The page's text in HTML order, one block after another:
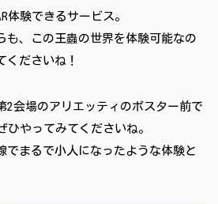
体験できるサービス。
も、この王蟲の世界を体験可能なの
くださいね！
2会場のアリエッティのポスター前で
ひやってみてくださいね。
でまるで小人になったような体験と